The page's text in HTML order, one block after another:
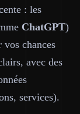
: les
ChatGPT)
chances
avec des
services).